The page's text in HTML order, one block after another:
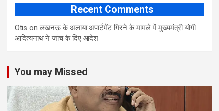
Recent Comments
Otis onलखनऊ के अलाया अपार्टमेंट गिरने के मामले में मुख्‍यमंत्री योगी
आद‍ित्‍यनाथ ने जांच के द‍िए आदेश
You may Missed